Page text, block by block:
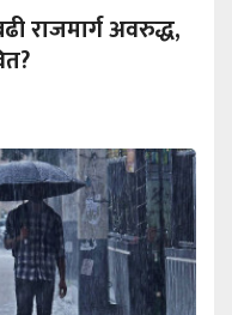
राजमार्ग अवरुद्ध,